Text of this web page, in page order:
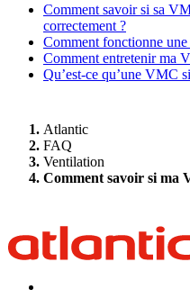
Comment savoir si sa
correctement ?
Comment fonctionne
Comment entretenir ma
Qu’est-ce qu’une VMC
Atlantic
FAQ
Ventilation
Comment savoir si ma